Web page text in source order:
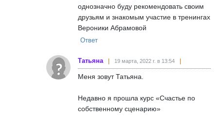
однозначно буду рекомендовать своим
друзьям и знакомым участие в тренингах
Вероники Абрамовой
Ответ
Татьяна 19 марта, 2022 г. в 13:54
Меня зовут Татьяна.
Недавно я прошла курс «Счастье по
собственному сценарию»